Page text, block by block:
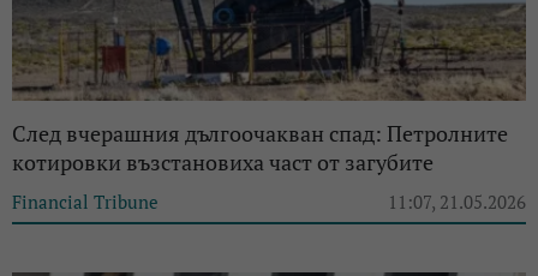
След вчерашния дългоочакван спад: Петролните
котировки възстановиха част от загубите
Financial Tribune 11:07, 21.05.2026